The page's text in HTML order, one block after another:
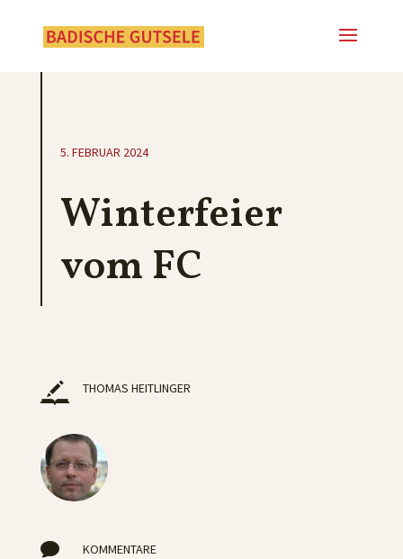
5. FEBRUAR 2024
Winterfeier
vom FC
THOMAS HEITLINGER

KOMMENTARE